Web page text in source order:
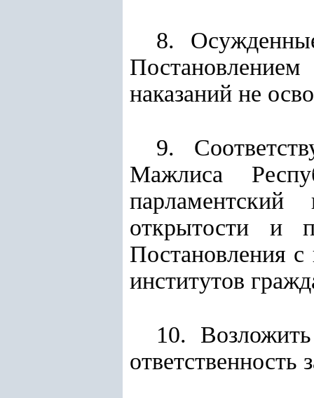
8.
наказаний не
9.
Мажлиса
открытости и
Постановления с
институтов
10.
ответственность